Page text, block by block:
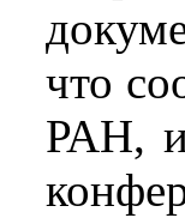
что
РАН, и